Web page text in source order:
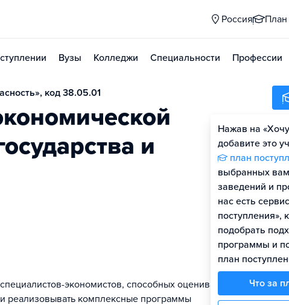
Россия План
Вузы Колледжи Специальности Профессии
код 38.05.01
и
экономистов, способных оценивать
реализовывать комплексные программы
Нажав на
добавите это
план
выбранных
заведений и
нас есть
поступления»,
подобрать
программы и
план
Что за